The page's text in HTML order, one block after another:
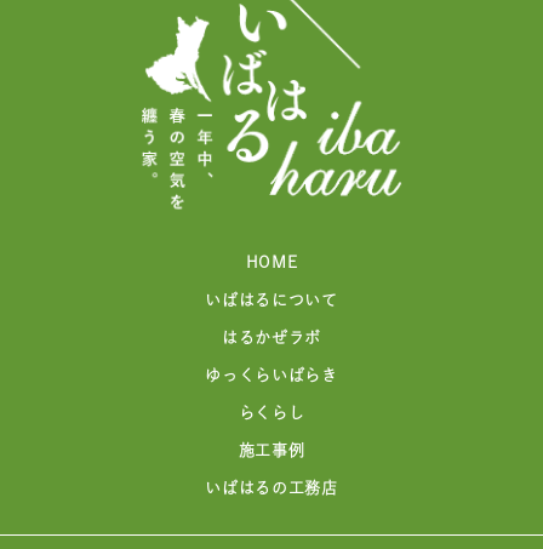
HOME
いばはるについて
はるかぜラボ
ゆっくらいばらき
らくらし
施工事例
いばはるの工務店